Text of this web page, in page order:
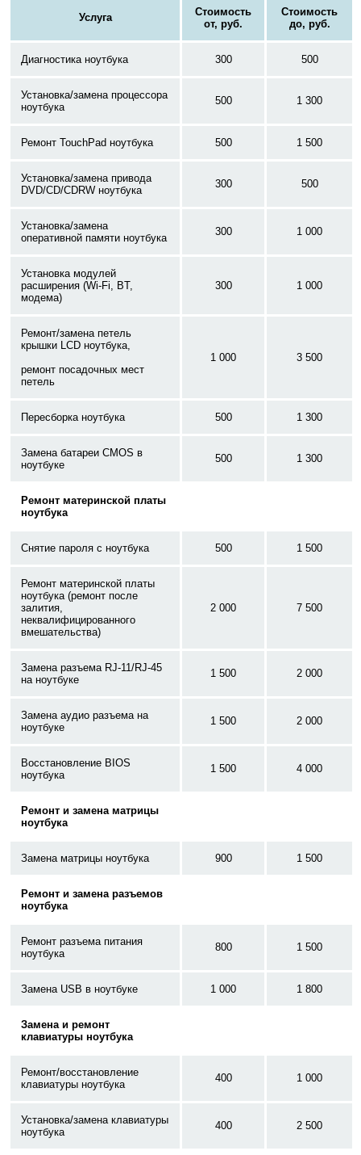
Услуга
Стоимость
от, руб.
Стоимость
до, руб.
Диагностика ноутбука 300 500
Установка/замена процессора
ноутбука
500 1 300
Ремонт TouchPad ноутбука 500 1 500
Установка/замена привода
DVD/CD/CDRW ноутбука
300 500
Установка/замена
оперативной памяти ноутбука
300 1 000
Установка модулей
расширения (Wi-Fi, BT,
модема)
300 1 000
Ремонт/замена петель
крышки LCD ноутбука,
ремонт посадочных мест
петель
1 000 3 500
Пересборка ноутбука 500 1 300
Замена батареи CMOS в
ноутбуке
500 1 300
Ремонт материнской платы
ноутбука
Снятие пароля с ноутбука 500 1 500
Ремонт материнской платы
ноутбука (ремонт после
залития,
неквалифицированного
вмешательства)
2 000 7 500
Замена разъема RJ-11/RJ-45
на ноутбуке
1 500 2 000
Замена аудио разъема на
ноутбуке
1 500 2 000
Восстановление BIOS
ноутбука
1 500 4 000
Ремонт и замена матрицы
ноутбука
Замена матрицы ноутбука 900 1 500
Ремонт и замена разъемов
ноутбука
Ремонт разъема питания
ноутбука
800 1 500
Замена USB в ноутбуке 1 000 1 800
Замена и ремонт
клавиатуры ноутбука
Ремонт/восстановление
клавиатуры ноутбука
400 1 000
Установка/замена клавиатуры
ноутбука
400 2 500